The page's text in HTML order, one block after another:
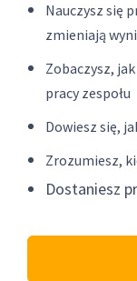
Nauczysz się
zmieniają
Zobaczysz,
pracy zespołu
Dowiesz się,
Zrozumiesz,
Dostaniesz